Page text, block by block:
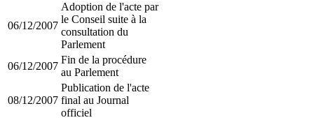
06/12/2007
Adoption de l'acte par
le Conseil suite à la
consultation du
Parlement
06/12/2007
Fin de la procédure
au Parlement
08/12/2007
Publication de l'acte
final au Journal
officiel